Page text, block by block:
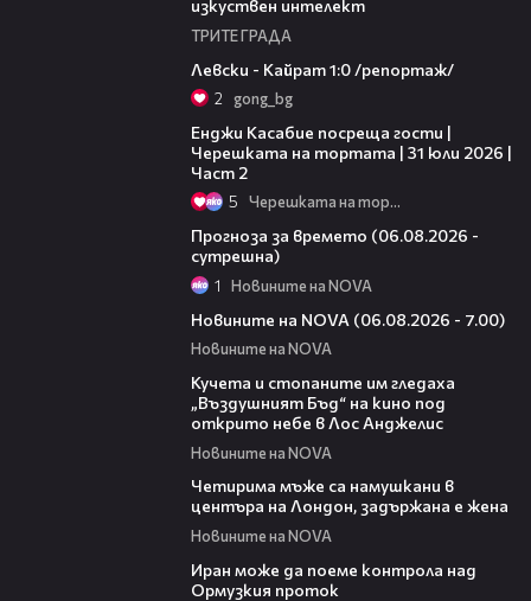
изкуствен интелект
ТРИТЕ ГРАДА
Левски - Кайрат 1:0 /репортаж/
2 gong_bg
Енджи Касабие посреща гости |
Черешката на тортата | 31 юли 2026 |
Част 2
5 Черешката на тортата
Прогноза за времето (06.08.2026 -
сутрешна)
1 Новините на NOVA
Новините на NOVA (06.08.2026 - 7.00)
Новините на NOVA
Кучета и стопаните им гледаха
„Въздушният Бъд“ на кино под
открито небе в Лос Анджелис
Новините на NOVA
Четирима мъже са намушкани в
центъра на Лондон, задържана е жена
Новините на NOVA
Иран може да поеме контрола над
Ормузкия проток